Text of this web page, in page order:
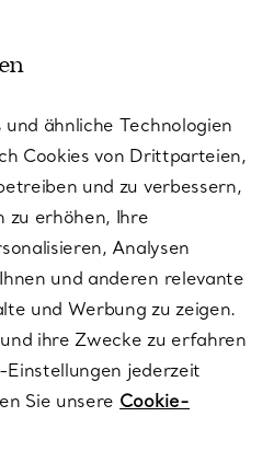
ähnliche Technologien
Cookies von Drittparteien,
und zu verbessern,
zu erhöhen, Ihre
Analysen
und anderen relevante
und Werbung zu zeigen.
ihre Zwecke zu erfahren
Einstellungen jederzeit
Sie unsere Cookie-